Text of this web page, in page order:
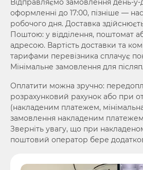
Відправляємо замовлення день-
оформленні до 17:00, пізніше —
робочого дня. Доставка
Поштою: у відділення, поштомат
адресою. Вартість доставки та
тарифами перевізника сплачує
Мінімальне замовлення для
Оплатити можна зручно:
розрахунковий рахунок або при
(накладеним платежем,
замовлення накладеним платежем
Зверніть увагу, що при
поштовий оператор бере